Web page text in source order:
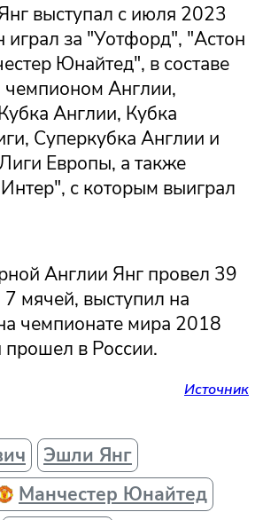
выступал с июля 2023
играл за "Уотфорд", "Астон
Юнайтед", в составе
чемпионом Англии,
Англии, Кубка
Суперкубка Англии и
Европы, а также
с которым выиграл
Англии Янг провел 39
7 мячей, выступил на
чемпионате мира 2018
прошел в России.
Источник
Эшли Янг
Манчестер Юнайтед